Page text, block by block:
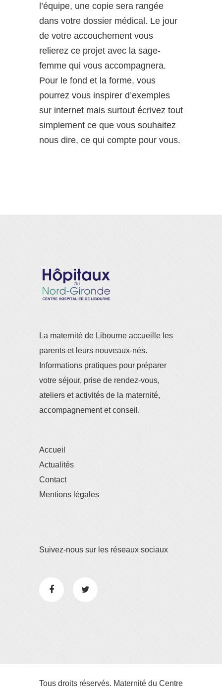
l’équipe, une copie sera rangée
dans votre dossier médical. Le jour
de votre accouchement vous
relierez ce projet avec la sage-
femme qui vous accompagnera.
Pour le fond et la forme, vous
pourrez vous inspirer d’exemples
sur internet mais surtout écrivez tout
simplement ce que vous souhaitez
nous dire, ce qui compte pour vous.
La maternité de Libourne accueille les
parents et leurs nouveaux-nés.
Informations pratiques pour préparer
votre séjour, prise de rendez-vous,
ateliers et activités de la maternité,
accompagnement et conseil.
Accueil
Actualités
Contact
Mentions légales
Suivez-nous sur les réseaux sociaux
Tous droits réservés. Maternité du Centre